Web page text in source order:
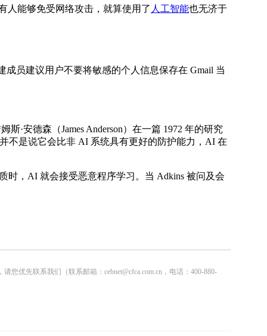
人能够免受网络攻击，就算使用了 人工智能也无济于
员建议用户不要将敏感的个人信息保存在 Gmail 当
安德森（James Anderson）在一篇 1972 年的研究
不是说它会比非 AI 系统具有更好的防护能力，AI 在
，AI 就会接受恶意程序学习。当 Adkins 被问及会
优先联系我们（联系邮箱：cebnet@cfca.com.cn，电话：400-880-